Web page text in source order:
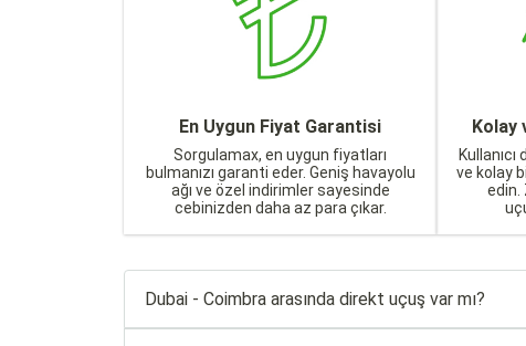
En Uygun Fiyat Garantisi
Sorgulamax, en uygun fiyatları
bulmanızı garanti eder. Geniş havayolu
ağı ve özel indirimler sayesinde
cebinizden daha az para çıkar.
Kolay
ve kolay
edin.
Dubai - Coimbra arasında direkt uçuş var mı?